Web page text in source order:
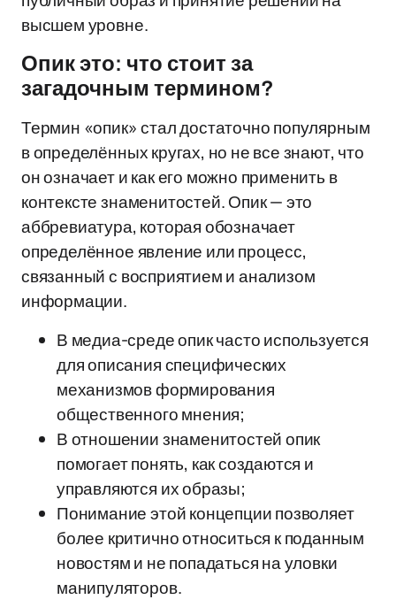
высшем уровне.
Опик это: что стоит за
загадочным термином?
Термин «опик» стал достаточно популярным
в определённых кругах, но не все знают, что
он означает и как его можно применить в
контексте знаменитостей. Опик — это
аббревиатура, которая обозначает
определённое явление или процесс,
связанный с восприятием и анализом
информации.
В медиа-среде опик часто используется
для описания специфических
механизмов формирования
общественного мнения;
В отношении знаменитостей опик
помогает понять, как создаются и
управляются их образы;
Понимание этой концепции позволяет
более критично относиться к поданным
новостям и не попадаться на уловки
манипуляторов.